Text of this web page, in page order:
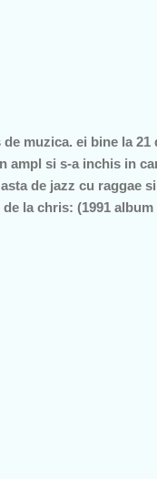
muzica. ei bine la
ampl si s-a inchis in
de jazz cu raggae
la chris: (1991 album